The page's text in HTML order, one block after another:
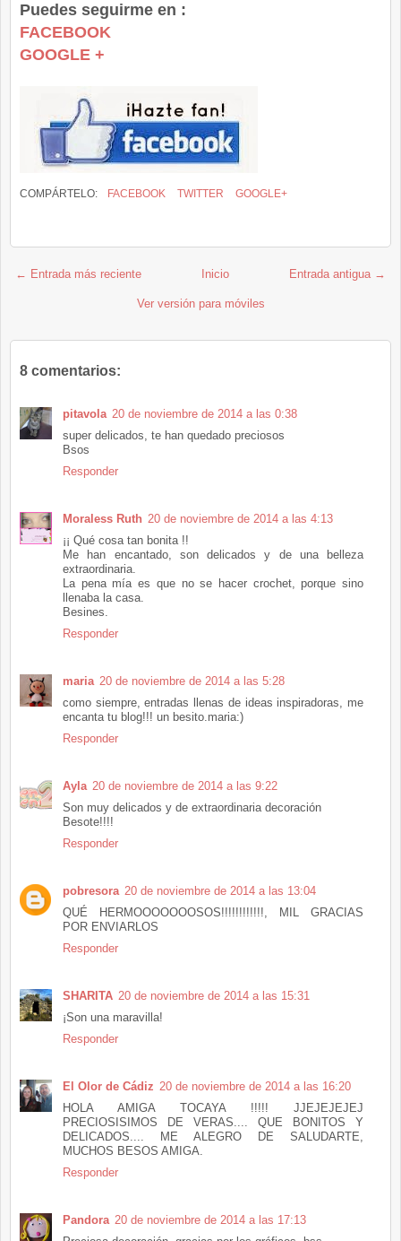
Puedes seguirme en :
FACEBOOK
GOOGLE +
COMPÁRTELO: FACEBOOK TWITTER GOOGLE+
← Entrada más reciente Entrada antigua →
Inicio
Ver versión para móviles
8 comentarios:
pitavola 20 de noviembre de 2014 a las 0:38
super delicados, te han quedado preciosos
Bsos
Responder
Moraless Ruth 20 de noviembre de 2014 a las 4:13
¡¡ Qué cosa tan bonita !!
Me han encantado, son delicados y de una belleza
extraordinaria.
La pena mía es que no se hacer crochet, porque sino
llenaba la casa.
Besines.
Responder
maria 20 de noviembre de 2014 a las 5:28
como siempre, entradas llenas de ideas inspiradoras, me
encanta tu blog!!! un besito.maria:)
Responder
Ayla 20 de noviembre de 2014 a las 9:22
Son muy delicados y de extraordinaria decoración
Besote!!!!
Responder
pobresora 20 de noviembre de 2014 a las 13:04
QUÉ HERMOOOOOOOSOS!!!!!!!!!!!!, MIL GRACIAS
POR ENVIARLOS
Responder
SHARITA 20 de noviembre de 2014 a las 15:31
¡Son una maravilla!
Responder
El Olor de Cádiz 20 de noviembre de 2014 a las 16:20
HOLA AMIGA TOCAYA !!!!! JJEJEJEJEJ
PRECIOSISIMOS DE VERAS.... QUE BONITOS Y
DELICADOS.... ME ALEGRO DE SALUDARTE,
MUCHOS BESOS AMIGA.
Responder
Pandora 20 de noviembre de 2014 a las 17:13